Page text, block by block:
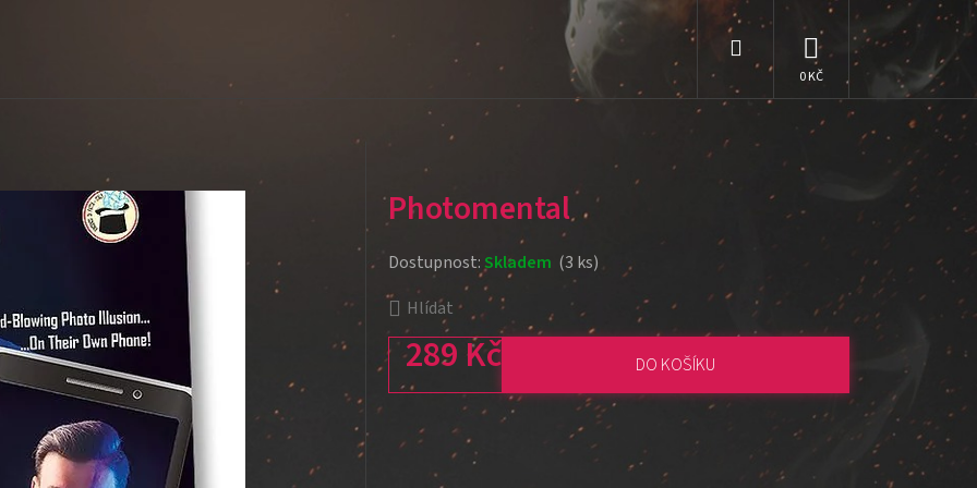
Hledat
NÁKUPNÍ
KOŠÍK
Photomental
Hlídat
289 Kč
Měrná cena:
DO KOŠÍKU
Dostupnost:Skladem (3 ks)